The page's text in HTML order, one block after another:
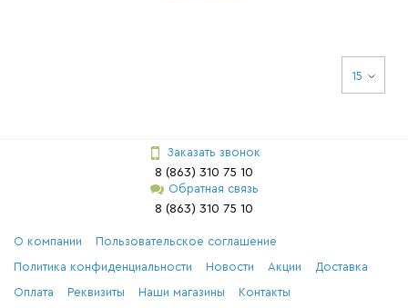
15
Заказать звонок
8 (863) 310 75 10
Обратная связь
8 (863) 310 75 10
О компании Пользовательское соглашение
Политика конфиденциальности Новости Акции Доставка
Оплата Реквизиты Наши магазины Контакты